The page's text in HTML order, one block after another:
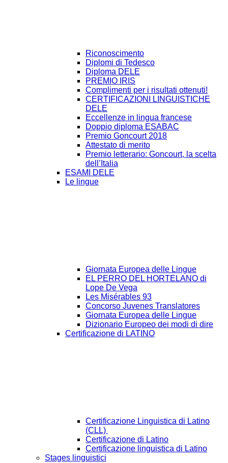
Riconoscimento
Diplomi di Tedesco
Diploma DELE
PREMIO IRIS
Complimenti per i risultati ottenuti!
CERTIFICAZIONI LINGUISTICHE
DELE
Eccellenze in lingua francese
Doppio diploma ESABAC
Premio Goncourt 2018
Attestato di merito
Premio letterario: Goncourt, la scelta
dell’Italia
ESAMI DELE
Le lingue
Giornata Europea delle Lingue
EL PERRO DEL HORTELANO di
Lope De Vega
Les Misérables 93
Concorso Juvenes Translatores
Giornata Europea delle Lingue
Dizionario Europeo dei modi di dire
Certificazione di LATINO
Certificazione Linguistica di Latino
(CLL)
Certificazione di Latino
Certificazione linguistica di Latino
Stages linguistici